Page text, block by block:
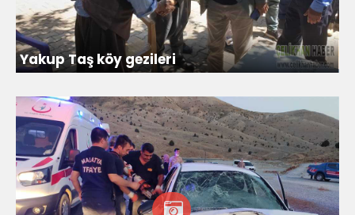
Yakup Taş köy gezileri